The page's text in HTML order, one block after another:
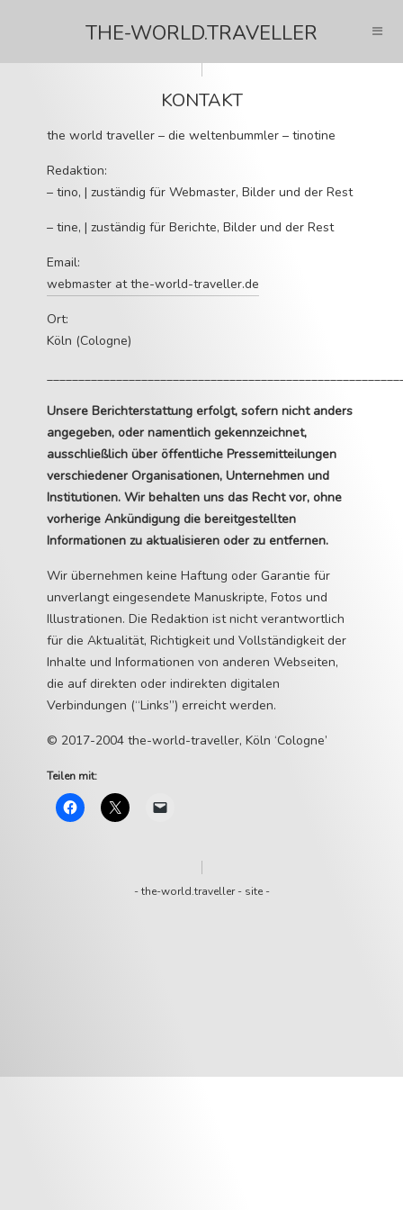
THE-WORLD.TRAVELLER
KONTAKT
the world traveller – die weltenbummler – tinotine
Redaktion:
– tino, | zuständig für Webmaster, Bilder und der Rest
– tine, | zuständig für Berichte, Bilder und der Rest
Email:
webmaster at the-world-traveller.de
Ort:
Köln (Cologne)
Unsere Berichterstattung erfolgt, sofern nicht anders
angegeben, oder namentlich gekennzeichnet,
ausschließlich über öffentliche Pressemitteilungen
verschiedener Organisationen, Unternehmen und
Institutionen. Wir behalten uns das Recht vor, ohne
vorherige Ankündigung die bereitgestellten
Informationen zu aktualisieren oder zu entfernen.
Wir übernehmen keine Haftung oder Garantie für
unverlangt eingesendete Manuskripte, Fotos und
Illustrationen. Die Redaktion ist nicht verantwortlich
für die Aktualität, Richtigkeit und Vollständigkeit der
Inhalte und Informationen von anderen Webseiten,
die auf direkten oder indirekten digitalen
Verbindungen (“Links”) erreicht werden.
© 2017-2004 the-world-traveller, Köln ‘Cologne’
Teilen mit:
-the-world.traveller- site-